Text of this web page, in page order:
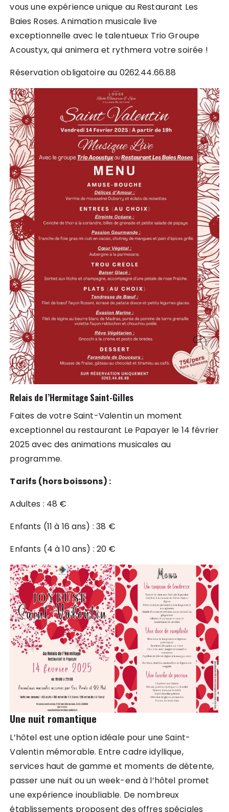
vous une expérience unique au Restaurant Les
Baies Roses. Animation musicale live
exceptionnelle avec le talentueux Trio Groupe
Acoustyx, qui animera et rythmera votre soirée !
Réservation obligatoire au 0262.44.66.88
Relais de l’Hermitage Saint-Gilles
Faites de votre Saint-Valentin un moment
exceptionnel au restaurant Le Papayer le 14 février
2025 avec des animations musicales au
programme.
Tarifs (hors boissons) :
Adultes : 48 €
Enfants (11 à 16 ans) : 38 €
Enfants (4 à 10 ans) : 20 €
Une nuit romantique
L’hôtel est une option idéale pour une Saint-
Valentin mémorable. Entre cadre idyllique,
services haut de gamme et moments de détente,
passer une nuit ou un week-end à l’hôtel promet
une expérience inoubliable. De nombreux
établissements proposent des offres spéciales